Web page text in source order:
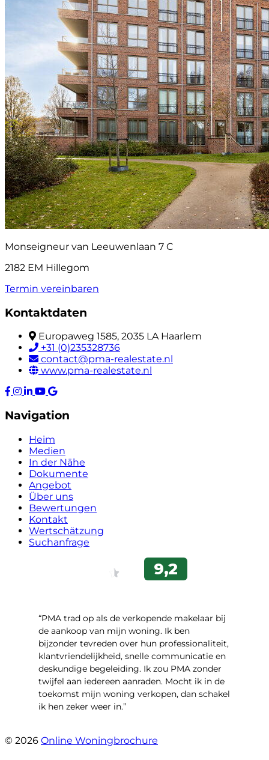
Monseigneur van Leeuwenlaan 7 C
2182 EM Hillegom
Termin vereinbaren
Kontaktdaten
Europaweg 1585, 2035 LA Haarlem
+31 (0)235328736
contact@pma-realestate.nl
www.pma-realestate.nl
Navigation
Heim
Medien
In der Nähe
Dokumente
Angebot
Über uns
Bewertungen
Kontakt
Wertschätzung
Suchanfrage
“PMA trad op als de verkopende makelaar bij
de aankoop van mijn woning. Ik ben
bijzonder tevreden over hun professionaliteit,
klantvriendelijkheid, snelle communicatie en
deskundige begeleiding. Ik zou PMA zonder
twijfel aan iedereen aanraden. Mocht ik in de
toekomst mijn woning verkopen, dan schakel
ik hen zeker weer in.”
© 2026 Online Woningbrochure